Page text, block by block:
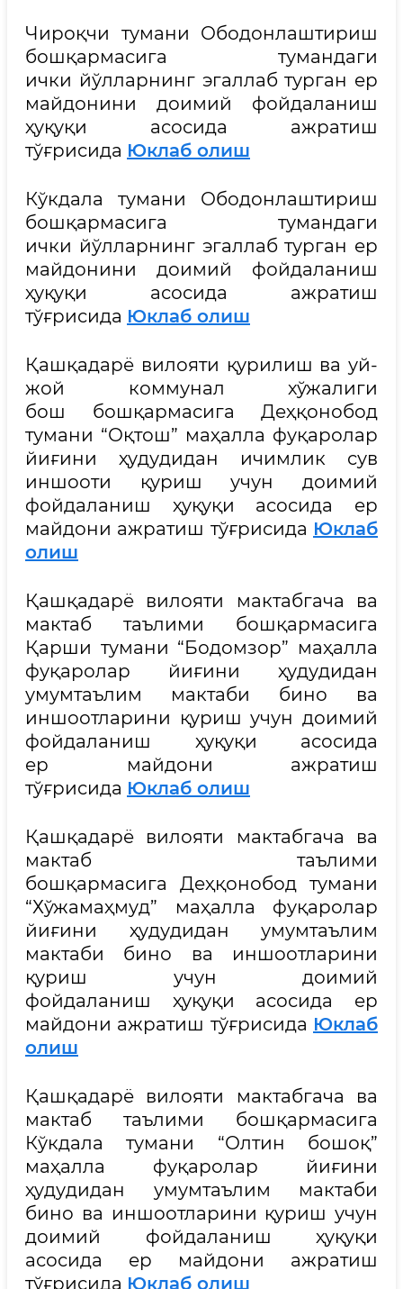
Чироқчи тумани Ободонлаштириш
бошқармасига тумандаги
ички йўлларнинг эгаллаб турган ер
майдонини доимий фойдаланиш
ҳуқуқи асосида ажратиш
тўғрисида Юклаб олиш
Кўкдала тумани Ободонлаштириш
бошқармасига тумандаги
ички йўлларнинг эгаллаб турган ер
майдонини доимий фойдаланиш
ҳуқуқи асосида ажратиш
тўғрисида Юклаб олиш
Қашқадарё вилояти қурилиш ва уй-
жой коммунал хўжалиги
бош бошқармасига Деҳқонобод
тумани “Оқтош” маҳалла фуқаролар
йиғини ҳудудидан ичимлик сув
иншооти қуриш учун доимий
фойдаланиш ҳуқуқи асосида ер
майдони ажратиш тўғрисида Юклаб
олиш
Қашқадарё вилояти мактабгача ва
мактаб таълими бошқармасига
Қарши тумани “Бодомзор” маҳалла
фуқаролар йиғини ҳудудидан
умумтаълим мактаби бино ва
иншоотларини қуриш учун доимий
фойдаланиш ҳуқуқи асосида
ер майдони ажратиш
тўғрисида Юклаб олиш
Қашқадарё вилояти мактабгача ва
мактаб таълими
бошқармасига Деҳқонобод тумани
“Хўжамаҳмуд” маҳалла фуқаролар
йиғини ҳудудидан умумтаълим
мактаби бино ва иншоотларини
қуриш учун доимий
фойдаланиш ҳуқуқи асосида ер
майдони ажратиш тўғрисида Юклаб
олиш
Қашқадарё вилояти мактабгача ва
мактаб таълими бошқармасига
Кўкдала тумани “Олтин бошоқ”
маҳалла фуқаролар йиғини
ҳудудидан умумтаълим мактаби
бино ва иншоотларини қуриш учун
доимий фойдаланиш ҳуқуқи
асосида ер майдони ажратиш
тўғрисида Юклаб олиш